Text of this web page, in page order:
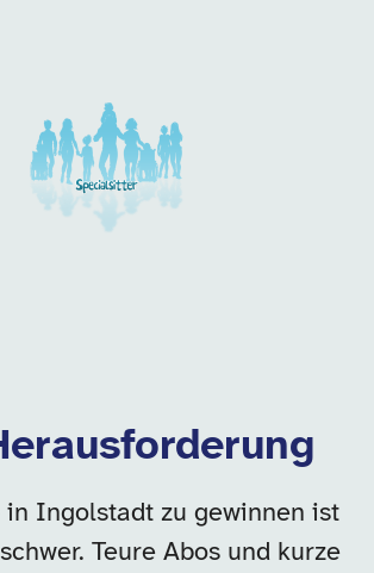
Arbeitgeber in
in Ingolstadt zu gewinnen ist
Teure Abos und kurze